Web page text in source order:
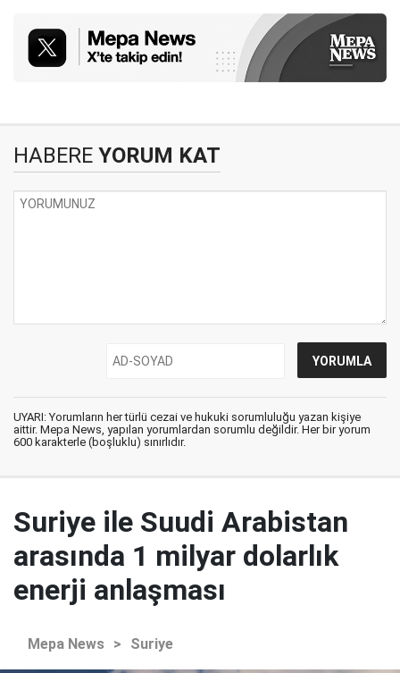
HABERE YORUM KAT
UYARI: Yorumların her türlü cezai ve hukuki sorumluluğu yazan kişiye
aittir. Mepa News, yapılan yorumlardan sorumlu değildir. Her bir yorum
600 karakterle (boşluklu) sınırlıdır.
Suriye ile Suudi Arabistan
arasında 1 milyar dolarlık
enerji anlaşması
Mepa News > Suriye